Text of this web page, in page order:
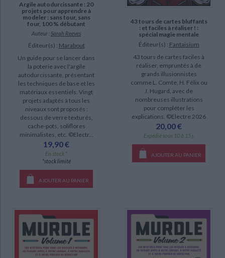
Argile autodurcissante : 20
projets pour apprendre à
modeler : sans tour, sans
four, 100 % débutant
Auteur : Sarah Reeves
Éditeur(s) : Marabout
Un guide pour se lancer dans
la poterie avec l'argile
autodurcissante, présentant
les techniques de base et les
matériaux essentiels. Vingt
projets adaptés à tous les
niveaux sont proposés :
dessous de verre texturés,
cache-pots, soliflores
minimalistes, etc. ©Electr...
19,90 €
En stock *
*stock limité
AJOUTER AU PANIER
43 tours de cartes bluffants
: et faciles à réaliser ! :
spécial magie mentale
Éditeur(s) : Fantaisium
43 tours de cartes faciles à
réaliser, empruntés à de
grands illusionnistes
comme L. Comte, H. Félix ou
J. Hugard, avec de
nombreuses illustrations
pour compléter les
explications. ©Electre 2026
20,00 €
Expédié sous 10 à 15 j.
AJOUTER AU PANIER